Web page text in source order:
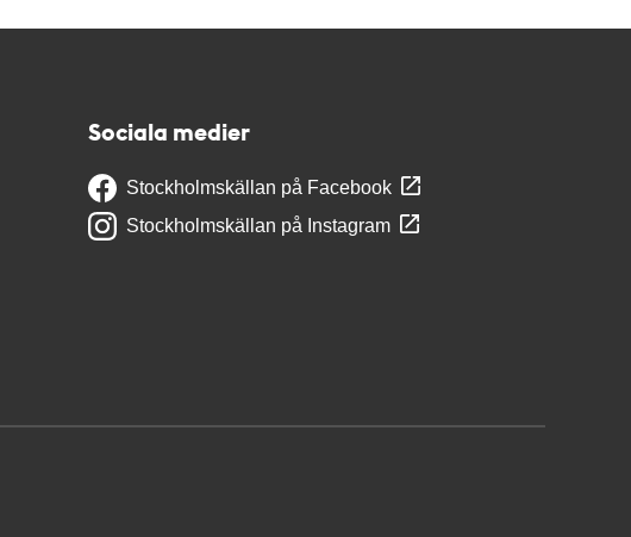
Sociala medier
Stockholmskällan på Facebook
Stockholmskällan på Instagram